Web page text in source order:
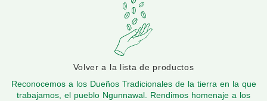
Volver a la lista de productos
Reconocemos a los Dueños Tradicionales de la tierra en la que
trabajamos, el pueblo Ngunnawal. Rendimos homenaje a los